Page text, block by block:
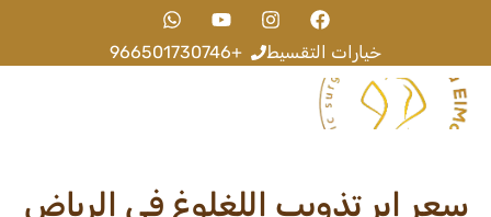
خيارات التقسيط +966501730746
سعر ابر تذويب اللغلوغ في الرياض